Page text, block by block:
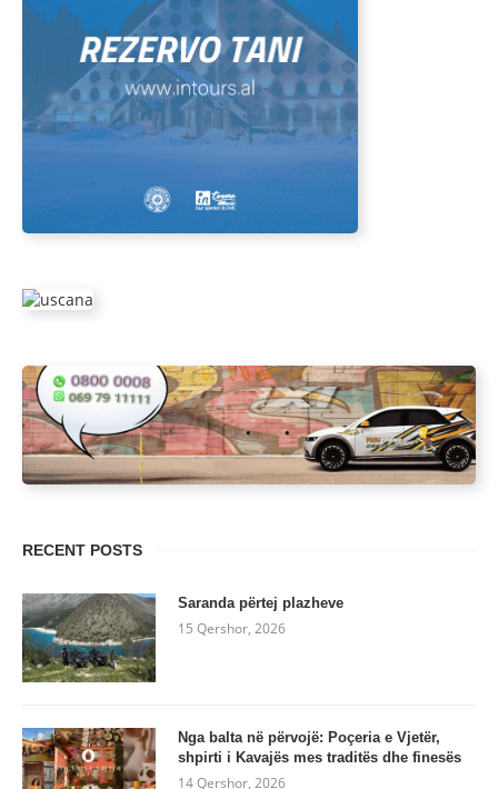
RECENT POSTS
Saranda përtej plazheve
15 Qershor, 2026
Nga balta në përvojë: Poçeria e Vjetër,
shpirti i Kavajës mes traditës dhe finesës
14 Qershor, 2026